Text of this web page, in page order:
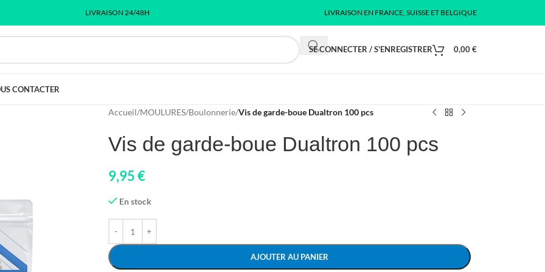
LIVRAISON 24/48H LIVRAISON EN FRANCE, SUISSE ET BELGIQUE
SE CONNECTER / S'ENREGISTRER 0,00€
CONTACTER
Accueil/MOULURES/Boulonnerie/Vis de garde-boue Dualtron 100 pcs
Vis de garde-boue Dualtron 100 pcs
9,95€
En stock
AJOUTER AU PANIER